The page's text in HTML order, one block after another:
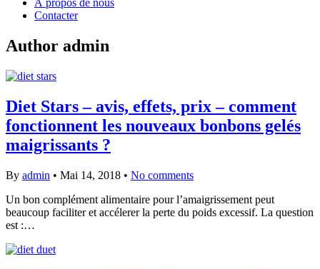
À propos de nous
Contacter
Author admin
Diet Stars – avis, effets, prix – comment
fonctionnent les nouveaux bonbons gelés
maigrissants ?
By admin • Mai 14, 2018 • No comments
Un bon complément alimentaire pour l’amaigrissement peut
beaucoup faciliter et accélerer la perte du poids excessif. La question
est :…